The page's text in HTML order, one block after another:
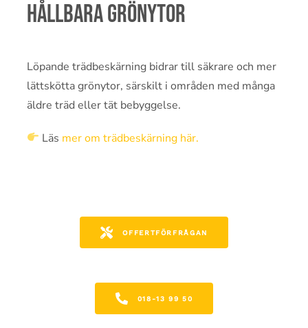
hållbara grönytor
Löpande trädbeskärning bidrar till säkrare och mer
lättskötta grönytor, särskilt i områden med många
äldre träd eller tät bebyggelse.
Läs mer om trädbeskärning här.
OFFERTFÖRFRÅGAN
018-13 99 50